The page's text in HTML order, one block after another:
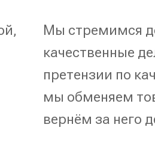
Мы стремимся
качественные
претензии по
мы обменяем
вернём за него